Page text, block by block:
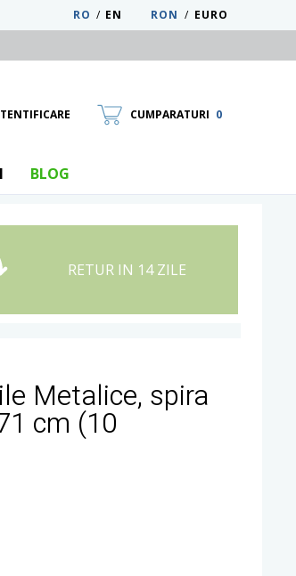
RON / EURO
EN
/
RO
NOU
PAROLA
CUMPARATURI 0
BLOG
RETUR IN 14 ZILE
Metalice, spira
cm (10